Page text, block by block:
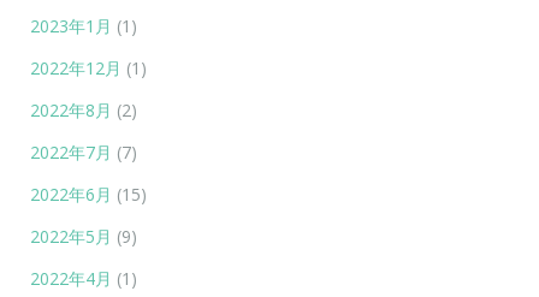
2023年1月 (1)
2022年12月 (1)
2022年8月 (2)
2022年7月 (7)
2022年6月 (15)
2022年5月 (9)
2022年4月 (1)